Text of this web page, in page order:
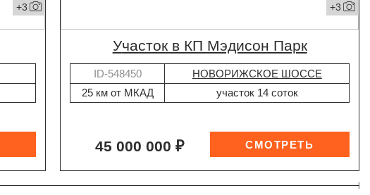
+3 +3
участок в КП Мэдисон Парк
ID-548450
НОВОРИЖСКОЕ ШОССЕ
25 км от МКАД
участок 14 соток
45 000 000 ₽